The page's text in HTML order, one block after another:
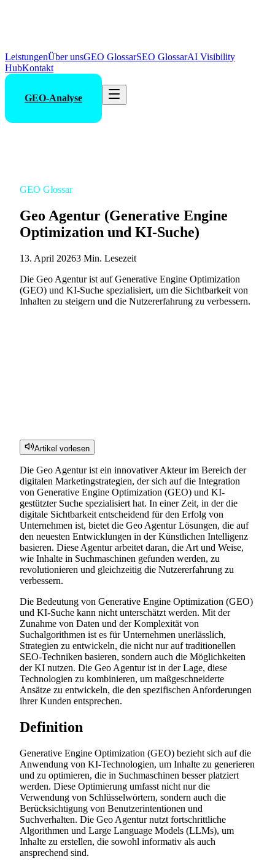
LeistungenÜber unsGEO GlossarSEO GlossarAI Visibility
HubKontakt
GEO-Analyse
GEO Glossar
Geo Agentur (Generative Engine
Optimization und KI-Suche)
13. April 20263 Min. Lesezeit
Die Geo Agentur ist auf Generative Engine Optimization
(GEO) und KI-Suche spezialisiert, um die Sichtbarkeit von
Inhalten zu steigern und die Nutzererfahrung zu verbessern.
Artikel vorlesen
Die Geo Agentur ist ein innovativer Akteur im Bereich der
digitalen Marketingstrategien, der sich auf die Integration
von Generative Engine Optimization (GEO) und KI-
gestützter Suche spezialisiert hat. In einer Zeit, in der die
digitale Sichtbarkeit entscheidend für den Erfolg von
Unternehmen ist, bietet die Geo Agentur Lösungen, die auf
den neuesten Entwicklungen in der Künstlichen Intelligenz
basieren. Diese Agentur arbeitet daran, die Art und Weise,
wie Inhalte in Suchmaschinen gefunden werden, zu
revolutionieren und gleichzeitig die Nutzererfahrung zu
verbessern.
Die Bedeutung von Generative Engine Optimization (GEO)
und KI-Suche kann nicht unterschätzt werden. Mit der
Zunahme von Daten und der Komplexität von
Suchalgorithmen ist es für Unternehmen unerlässlich,
Strategien zu entwickeln, die nicht nur auf traditionellen
SEO-Techniken basieren, sondern auch die Möglichkeiten
der KI nutzen. Die Geo Agentur ist in der Lage, diese
Technologien zu kombinieren, um maßgeschneiderte
Ansätze zu entwickeln, die den spezifischen Anforderungen
ihrer Kunden entsprechen.
Definition
Generative Engine Optimization (GEO) bezieht sich auf die
Anwendung von KI-Technologien, um Inhalte zu generieren
und zu optimieren, die in Suchmaschinen besser platziert
werden. Diese Optimierung umfasst nicht nur die
Verwendung von Schlüsselwörtern, sondern auch die
Berücksichtigung von Benutzerintentionen und
Suchverhalten. Die Geo Agentur nutzt fortschrittliche
Algorithmen und Large Language Models (LLMs), um
Inhalte zu erstellen, die sowohl informativ als auch
ansprechend sind.